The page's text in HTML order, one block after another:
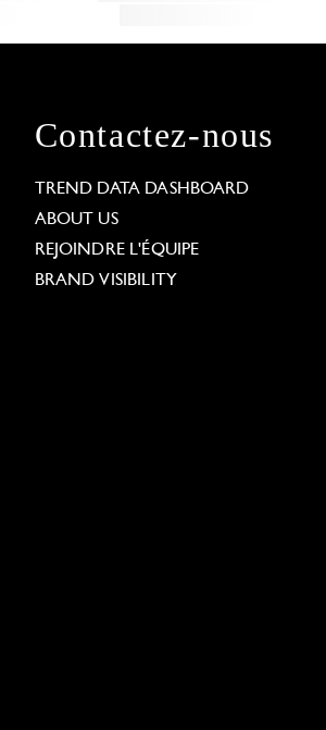
Contactez-nous
TREND DATA DASHBOARD
ABOUT US
REJOINDRE L'ÉQUIPE
BRAND VISIBILITY